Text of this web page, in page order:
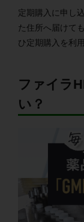
定期購入に申し
た住所へ届けて
ひ定期購入を利
ファイラ
い？